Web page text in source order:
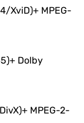
XviD)+ MPEG-
Dolby
MPEG-2-